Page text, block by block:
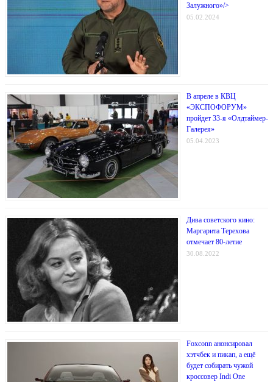
Залужного»/>
05.02.2024
В апреле в КВЦ
«ЭКСПОФОРУМ»
пройдет 33-я «Олдтаймер-
Галерея»
05.04.2023
Дива советского кино:
Маргарита Терехова
отмечает 80-летие
30.08.2022
Foxconn анонсировал
хэтчбек и пикап, а ещё
будет собирать чужой
кроссовер Indi One